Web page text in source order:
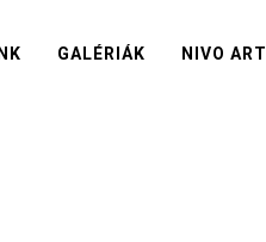
GALÉRIÁK NIVO ART